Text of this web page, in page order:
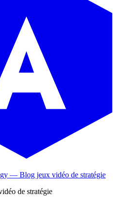
— Blog jeux vidéo de stratégie
de stratégie